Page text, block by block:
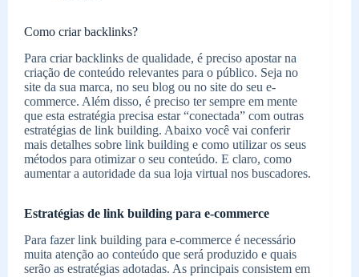
Como criar backlinks?
Para criar backlinks de qualidade, é preciso apostar na
criação de conteúdo relevantes para o público. Seja no
site da sua marca, no seu blog ou no site do seu e-
commerce. Além disso, é preciso ter sempre em mente
que esta estratégia precisa estar “conectada” com outras
estratégias de link building. Abaixo você vai conferir
mais detalhes sobre link building e como utilizar os seus
métodos para otimizar o seu conteúdo. E claro, como
aumentar a autoridade da sua loja virtual nos buscadores.
Estratégias de link building para e-commerce
Para fazer link building para e-commerce é necessário
muita atenção ao conteúdo que será produzido e quais
serão as estratégias adotadas. As principais consistem em